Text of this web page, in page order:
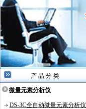
产 品 分 类
微量元素分析仪
DS-3C全自动微量元素分析仪